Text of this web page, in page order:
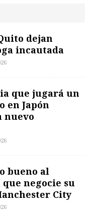
dejan
incautada
que jugará un
en Japón
nuevo
bueno al
negocie su
City